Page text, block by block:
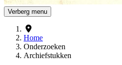
Verberg menu
Home
Onderzoeken
Archiefstukken